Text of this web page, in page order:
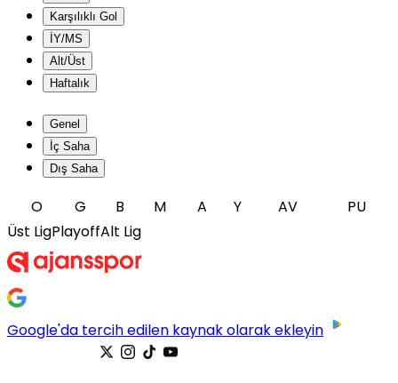
Karşılıklı Gol
İY/MS
Alt/Üst
Haftalık
Genel
İç Saha
Dış Saha
O G B M A Y AV
PU
Üst LigPlayoffAlt Lig
Google'da tercih edilen kaynak olarak ekleyin